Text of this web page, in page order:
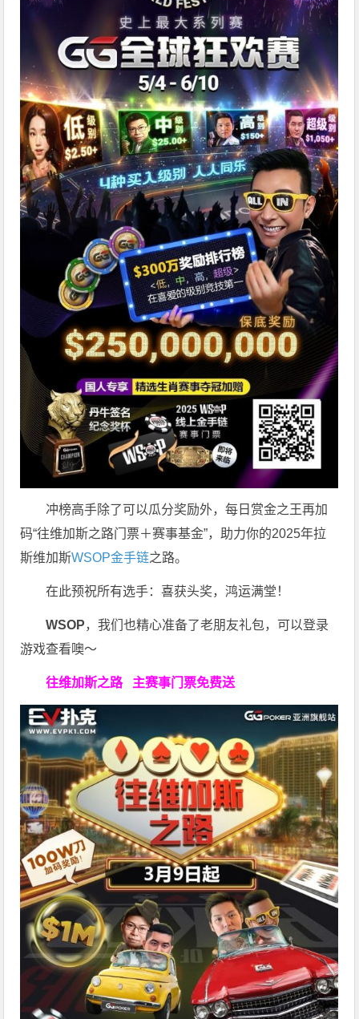
冲榜高手除了可以瓜分奖励外，每日赏金之王再加
码“往维加斯之路门票＋赛事基金”，助力你的2025年拉
斯维加斯WSOP金手链之路。
在此预祝所有选手：喜获头奖，鸿运满堂！
WSOP，我们也精心准备了老朋友礼包，可以登录
游戏查看噢～
往维加斯之路 主赛事门票免费送